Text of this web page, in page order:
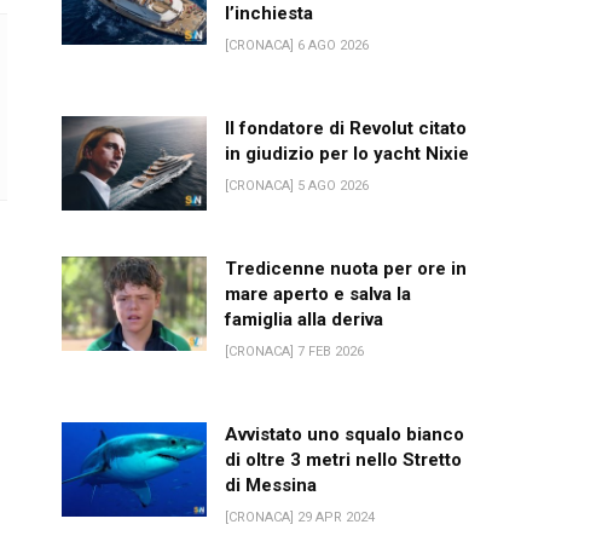
l’inchiesta
[CRONACA] 6 AGO 2026
Il fondatore di Revolut citato
in giudizio per lo yacht Nixie
[CRONACA] 5 AGO 2026
Tredicenne nuota per ore in
mare aperto e salva la
famiglia alla deriva
[CRONACA] 7 FEB 2026
Avvistato uno squalo bianco
di oltre 3 metri nello Stretto
di Messina
[CRONACA] 29 APR 2024